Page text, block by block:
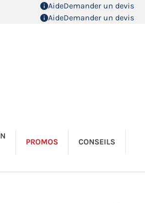
AideDemander un devis
AideDemander un devis
PROMOS CONSEILS